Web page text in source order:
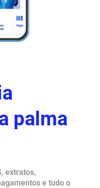
palma
extratos,
e tudo o